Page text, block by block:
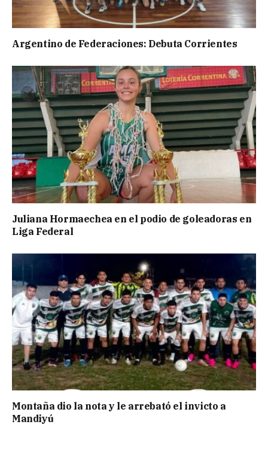
Argentino de Federaciones: Debuta Corrientes
Juliana Hormaechea en el podio de goleadoras en
Liga Federal
Montaña dio la nota y le arrebató el invicto a
Mandiyú